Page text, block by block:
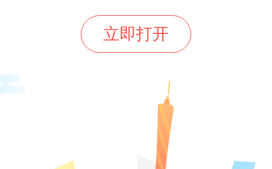
无论是想进行大熊猫溯源、生态
了解多声部民歌、锅庄、上九节
年扎根故土，新业态激发乡村活力
立即打开